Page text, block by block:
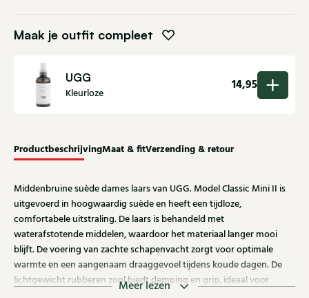
Maak je outfit compleet
UGG
Kleurloze
14,95
ProductbeschrijvingMaat & fitVerzending & retour
Middenbruine suède dames laars van UGG. Model Classic Mini II is
uitgevoerd in hoogwaardig suède en heeft een tijdloze,
comfortabele uitstraling. De laars is behandeld met
waterafstotende middelen, waardoor het materiaal langer mooi
blijft. De voering van zachte schapenvacht zorgt voor optimale
warmte en een aangenaam draaggevoel tijdens koude dagen. De
lichtgewicht rubberen zool biedt demping en grip, ideaal voor
Meer lezen